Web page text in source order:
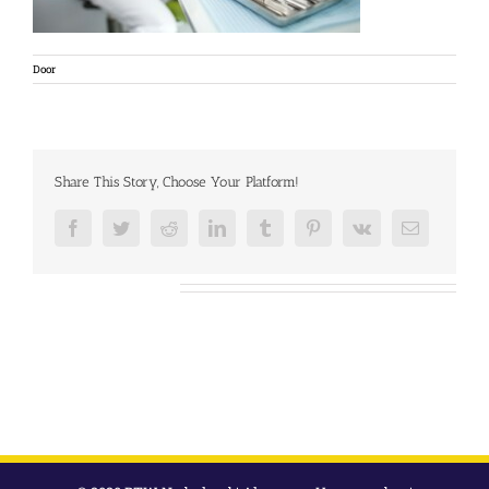
Door
Share This Story, Choose Your Platform!
FacebookTwitterRedditLinkedInTumblr PinterestVk
E-